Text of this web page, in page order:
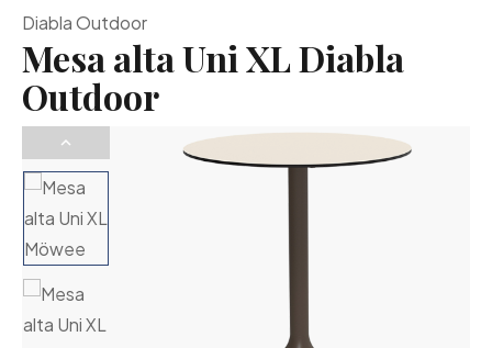
Diabla Outdoor
Mesa alta Uni XL Diabla
Outdoor